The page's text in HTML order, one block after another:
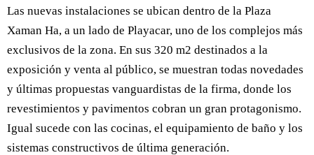
Las nuevas instalaciones se ubican dentro de la Plaza
Xaman Ha, a un lado de Playacar, uno de los complejos más
exclusivos de la zona. En sus 320 m2 destinados a la
exposición y venta al público, se muestran todas novedades
y últimas propuestas vanguardistas de la firma, donde los
revestimientos y pavimentos cobran un gran protagonismo.
Igual sucede con las cocinas, el equipamiento de baño y los
sistemas constructivos de última generación.